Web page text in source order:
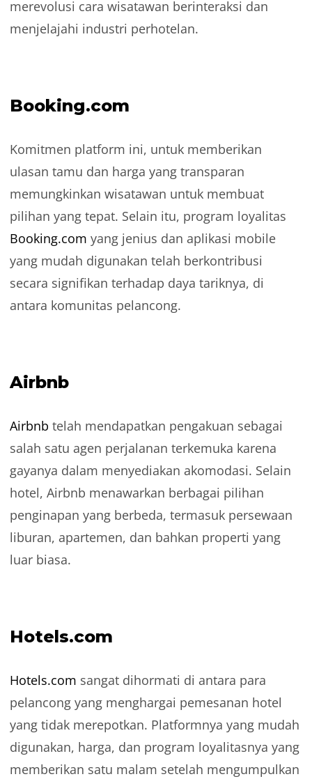
merevolusi cara wisatawan berinteraksi dan
menjelajahi industri perhotelan.
Booking.com
Komitmen platform ini, untuk memberikan
ulasan tamu dan harga yang transparan
memungkinkan wisatawan untuk membuat
pilihan yang tepat. Selain itu, program loyalitas
Booking.com yang jenius dan aplikasi mobile
yang mudah digunakan telah berkontribusi
secara signifikan terhadap daya tariknya, di
antara komunitas pelancong.
Airbnb
Airbnb telah mendapatkan pengakuan sebagai
salah satu agen perjalanan terkemuka karena
gayanya dalam menyediakan akomodasi. Selain
hotel, Airbnb menawarkan berbagai pilihan
penginapan yang berbeda, termasuk persewaan
liburan, apartemen, dan bahkan properti yang
luar biasa.
Hotels.com
Hotels.com sangat dihormati di antara para
pelancong yang menghargai pemesanan hotel
yang tidak merepotkan. Platformnya yang mudah
digunakan, harga, dan program loyalitasnya yang
memberikan satu malam setelah mengumpulkan